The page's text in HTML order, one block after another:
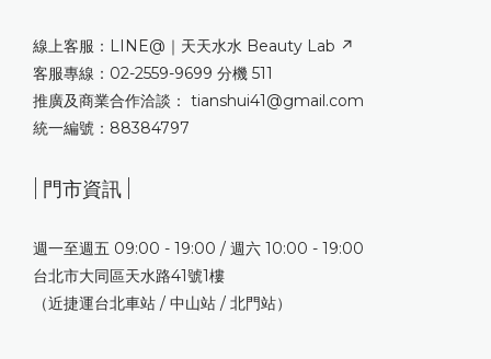
線上客服：LINE@｜ 天天水水 Beauty Lab ↗
客服專線：02-2559-9699 分機 511
推廣及商業合作洽談： tianshui41@gmail.com
統一編號：88384797
| 門市資訊 |
週一至週五 09:00 - 19:00 / 週六 10:00 - 19:00
台北市大同區天水路41號1樓
（近捷運台北車站 / 中山站 / 北門站）